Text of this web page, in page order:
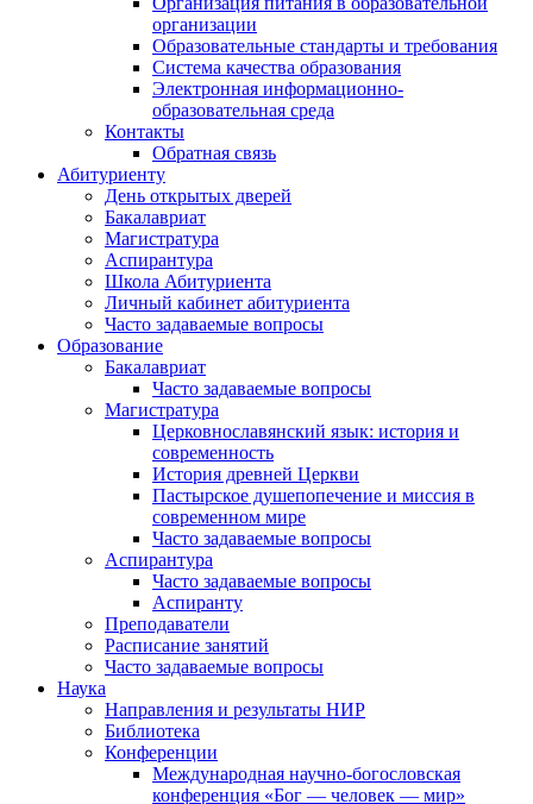
организации
Образовательные стандарты и требования
Система качества образования
Электронная информационно-
образовательная среда
Контакты
Обратная связь
Абитуриенту
День открытых дверей
Бакалавриат
Магистратура
Аспирантура
Школа Абитуриента
Личный кабинет абитуриента
Часто задаваемые вопросы
Образование
Бакалавриат
Часто задаваемые вопросы
Магистратура
Церковнославянский язык: история и
современность
История древней Церкви
Пастырское душепопечение и миссия в
современном мире
Часто задаваемые вопросы
Аспирантура
Часто задаваемые вопросы
Аспиранту
Преподаватели
Расписание занятий
Часто задаваемые вопросы
Наука
Направления и результаты НИР
Библиотека
Конференции
Международная научно-богословская
конференция «Бог — человек — мир»